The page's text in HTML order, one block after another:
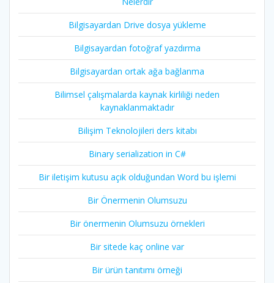
Bilgisayardan Drive dosya yükleme
Bilgisayardan fotoğraf yazdırma
Bilgisayardan ortak ağa bağlanma
Bilimsel çalışmalarda kaynak kirliliği neden
kaynaklanmaktadır
Bilişim Teknolojileri ders kitabı
Binary serialization in C#
Bir iletişim kutusu açık olduğundan Word bu işlemi
Bir Önermenin Olumsuzu
Bir önermenin Olumsuzu örnekleri
Bir sitede kaç online var
Bir ürün tanıtımı örneği